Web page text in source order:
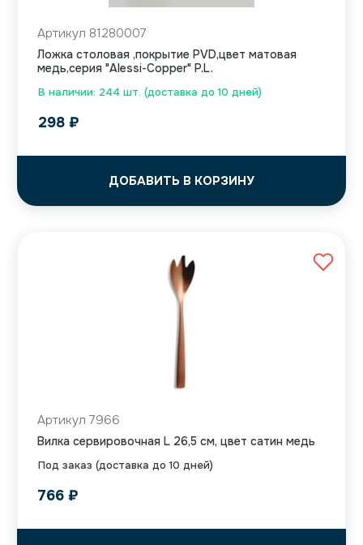
В наличии: 244 шт. (доставка до 10 дней)
Артикул 81280007
Ложка столовая ,покрытие PVD,цвет матовая
медь,серия "Alessi-Copper" P.L.
298 ₽
ДОБАВИТЬ В КОРЗИНУ
Под заказ (доставка до 10 дней)
Артикул 7966
Вилка сервировочная L 26,5 см, цвет сатин медь
766 ₽